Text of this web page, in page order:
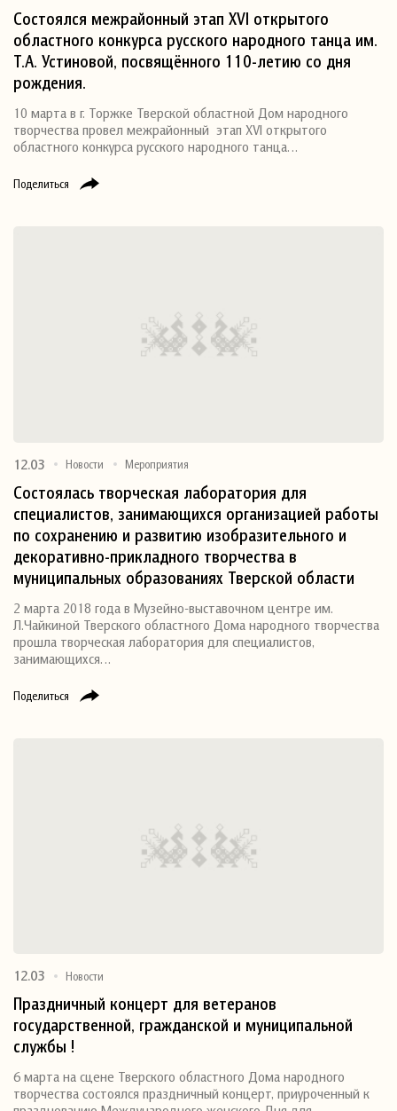
Поделиться
Состоялся межрайонный этап XVI открытого
областного конкурса русского народного танца им.
Т.А. Устиновой, посвящённого 110-летию со дня
рождения.
10 марта в г. Торжке Тверской областной Дом народного
творчества провел межрайонный этап XVI открытого
областного конкурса русского народного танца…
Поделиться
12.03 Новости Мероприятия
Состоялась творческая лаборатория для
специалистов, занимающихся организацией работы
по сохранению и развитию изобразительного и
декоративно-прикладного творчества в
муниципальных образованиях Тверской области
2 марта 2018 года в Музейно-выставочном центре им.
Л.Чайкиной Тверского областного Дома народного творчества
прошла творческая лаборатория для специалистов,
занимающихся…
12.03 Новости
Праздничный концерт для ветеранов
государственной, гражданской и муниципальной
службы !
6 марта на сцене Тверского областного Дома народного
творчества состоялся праздничный концерт, приуроченный к